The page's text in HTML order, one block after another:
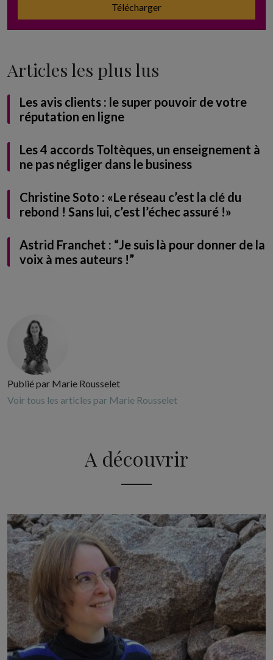
Télécharger
Articles les plus lus
Les avis clients : le super pouvoir de votre
réputation en ligne
Les 4 accords Toltèques, un enseignement à
ne pas négliger dans le business
Christine Soto : «Le réseau c’est la clé du
rebond ! Sans lui, c’est l’échec assuré !»
Astrid Franchet : “Je suis là pour donner de la
voix à mes auteurs !”
Publié par Marie Rousselet
Voir tous les articles par Marie Rousselet
A découvrir